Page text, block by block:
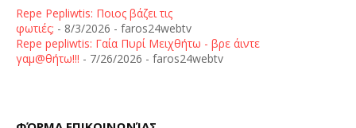
Repe Pepliwtis: Ποιος βάζει τις
φωτιές; - 8/3/2026 - faros24webtv
Repe pepliwtis: Γαία Πυρί Μειχθήτω - βρε άιντε
γαμ@θήτω!!! - 7/26/2026 - faros24webtv